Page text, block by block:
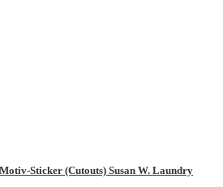
Sticker (Cutouts) Susan W. Laundry